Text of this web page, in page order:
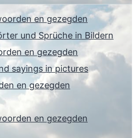
en gezegden
und Sprüche in Bildern
en gezegden
sayings in pictures
en gezegden
en gezegden